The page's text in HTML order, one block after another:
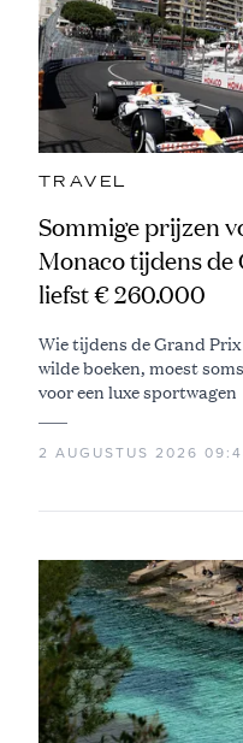
TRAVEL
Sommige prijzen
Monaco tijdens de
liefst € 260.000
Wie tijdens de Grand
wilde boeken, moest
voor een luxe sportwagen
2 AUGUSTUS 2026